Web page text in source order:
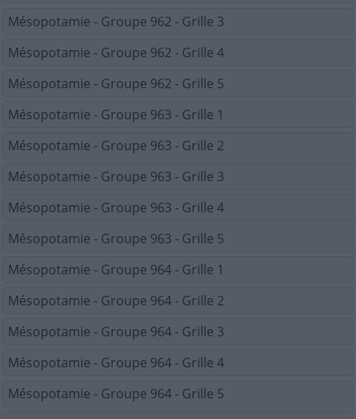
Mésopotamie - Groupe 962 - Grille 3
Mésopotamie - Groupe 962 - Grille 4
Mésopotamie - Groupe 962 - Grille 5
Mésopotamie - Groupe 963 - Grille 1
Mésopotamie - Groupe 963 - Grille 2
Mésopotamie - Groupe 963 - Grille 3
Mésopotamie - Groupe 963 - Grille 4
Mésopotamie - Groupe 963 - Grille 5
Mésopotamie - Groupe 964 - Grille 1
Mésopotamie - Groupe 964 - Grille 2
Mésopotamie - Groupe 964 - Grille 3
Mésopotamie - Groupe 964 - Grille 4
Mésopotamie - Groupe 964 - Grille 5